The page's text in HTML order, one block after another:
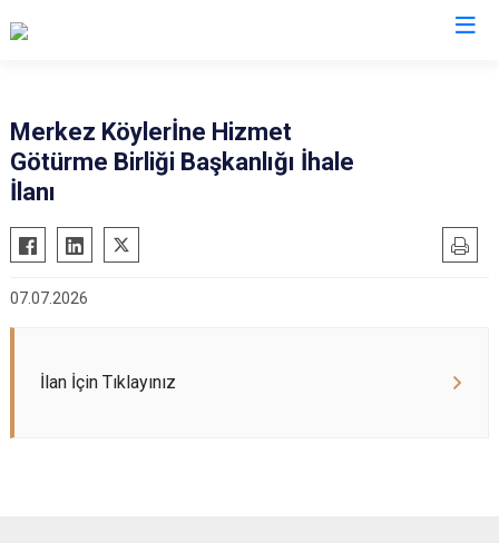
Merkez Köylerİne Hizmet
Götürme Birliği Başkanlığı İhale
İlanı
07.07.2026
İlan İçin Tıklayınız